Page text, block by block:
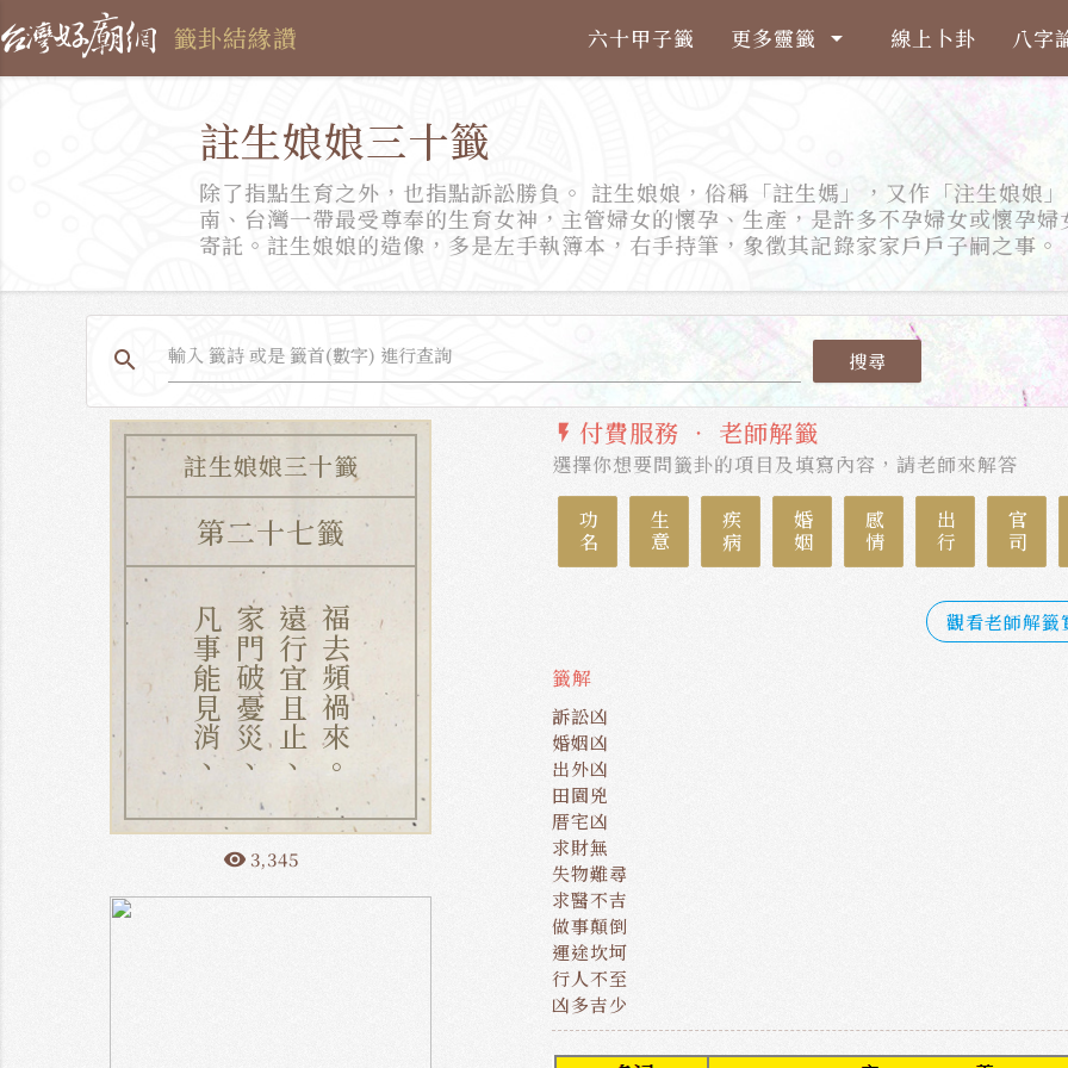
籤卦結緣讚 六十甲子籤 更多靈籤 arrow_drop_down 線上卜卦 八字
註生娘娘三十籤
除了指點生育之外，也指點訴訟勝負。 註生娘娘，俗稱「註生媽」，又作「注生娘娘
南、台灣一帶最受尊奉的生育女神，主管婦女的懷孕、生產，是許多不孕婦女或懷孕婦
寄託。註生娘娘的造像，多是左手執簿本，右手持筆，象徵其記錄家家戶戶子嗣之事。
search 搜尋
註生娘娘三十籤
第二十七籤
凡事能見消、家門破憂災、遠行宜且止、福去頻禍來。
remove_red_eye 3,345
flash_on 付費服務 ‧ 老師解籤
選擇你想要問籤卦的項目及填寫內容，請老師來解答
功名 生意 疾病 婚姻 感情 出行 官司
觀看老師解籤
籤解
訴訟凶
婚姻凶
出外凶
田園兇
厝宅凶
求財無
失物難尋
求醫不吉
做事顛倒
運途坎坷
行人不至
凶多吉少